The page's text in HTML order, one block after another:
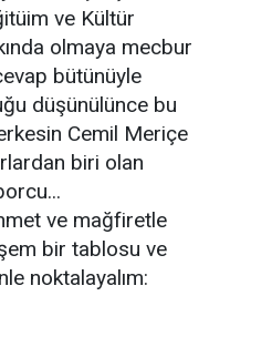
ve Kültür
olmaya mecbur
bütünüyle
düşünülünce bu
Cemil Meriçe
biri olan
ve mağfiretle
bir tablosu ve
noktalayalım: